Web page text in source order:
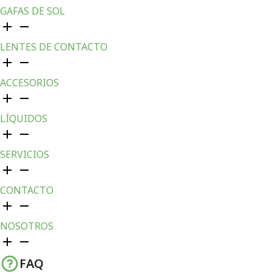
GAFAS DE SOL
LENTES DE CONTACTO
ACCESORIOS
LÍQUIDOS
SERVICIOS
CONTACTO
NOSOTROS
FAQ